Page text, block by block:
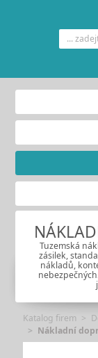
Tuzemská
zásilek,
nákladů,
Katalog firem
Nákladní